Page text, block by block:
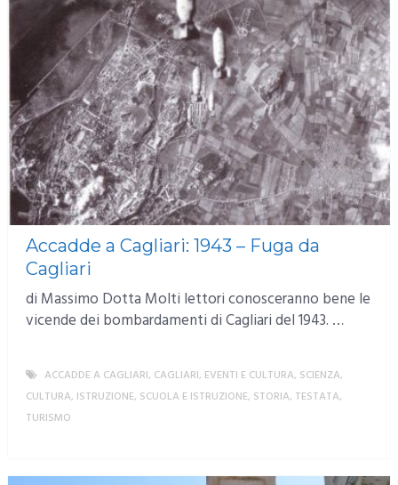
Accadde a Cagliari: 1943 – Fuga da
Cagliari
di Massimo Dotta Molti lettori conosceranno bene le
vicende dei bombardamenti di Cagliari del 1943. …
ACCADDE A CAGLIARI, CAGLIARI, EVENTI E CULTURA, SCIENZA,
CULTURA, ISTRUZIONE, SCUOLA E ISTRUZIONE, STORIA, TESTATA,
TURISMO